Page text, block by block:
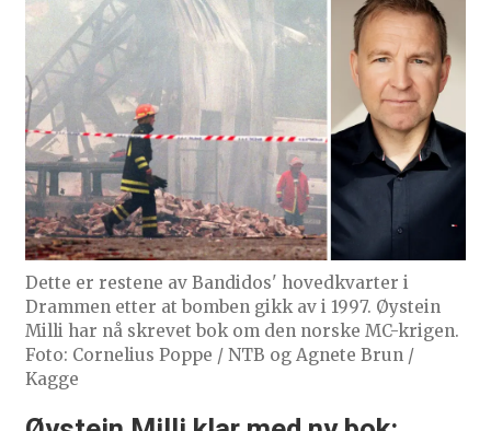
Dette er restene av Bandidos' hovedkvarter i
Drammen etter at bomben gikk av i 1997. Øystein
Milli har nå skrevet bok om den norske MC-krigen.
Foto: Cornelius Poppe / NTB og Agnete Brun /
Kagge